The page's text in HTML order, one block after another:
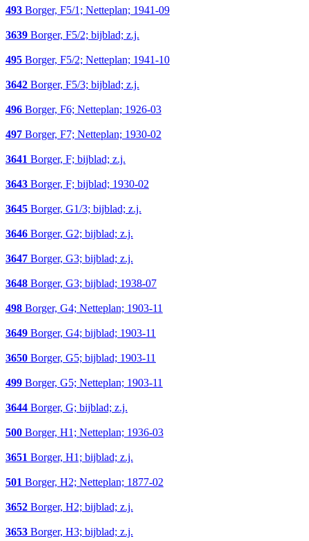
493 Borger, F5/1; Netteplan; 1941-09
3639 Borger, F5/2; bijblad; z.j.
495 Borger, F5/2; Netteplan; 1941-10
3642 Borger, F5/3; bijblad; z.j.
496 Borger, F6; Netteplan; 1926-03
497 Borger, F7; Netteplan; 1930-02
3641 Borger, F; bijblad; z.j.
3643 Borger, F; bijblad; 1930-02
3645 Borger, G1/3; bijblad; z.j.
3646 Borger, G2; bijblad; z.j.
3647 Borger, G3; bijblad; z.j.
3648 Borger, G3; bijblad; 1938-07
498 Borger, G4; Netteplan; 1903-11
3649 Borger, G4; bijblad; 1903-11
3650 Borger, G5; bijblad; 1903-11
499 Borger, G5; Netteplan; 1903-11
3644 Borger, G; bijblad; z.j.
500 Borger, H1; Netteplan; 1936-03
3651 Borger, H1; bijblad; z.j.
501 Borger, H2; Netteplan; 1877-02
3652 Borger, H2; bijblad; z.j.
3653 Borger, H3; bijblad; z.j.